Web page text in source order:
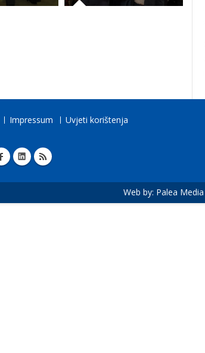
Impressum Uvjeti korištenja
Web by: Palea Media